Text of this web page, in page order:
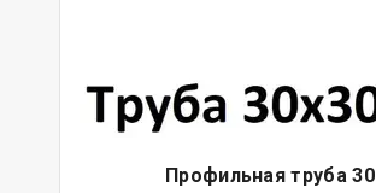
Профильная труба 30